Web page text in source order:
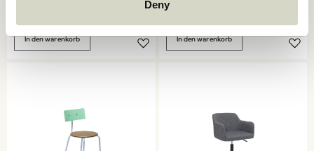
Deny
In den warenkorb In den warenkorb